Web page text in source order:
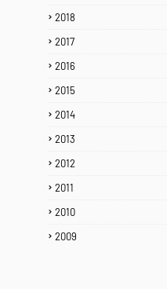
2018
2017
2016
2015
2014
2013
2012
2011
2010
2009